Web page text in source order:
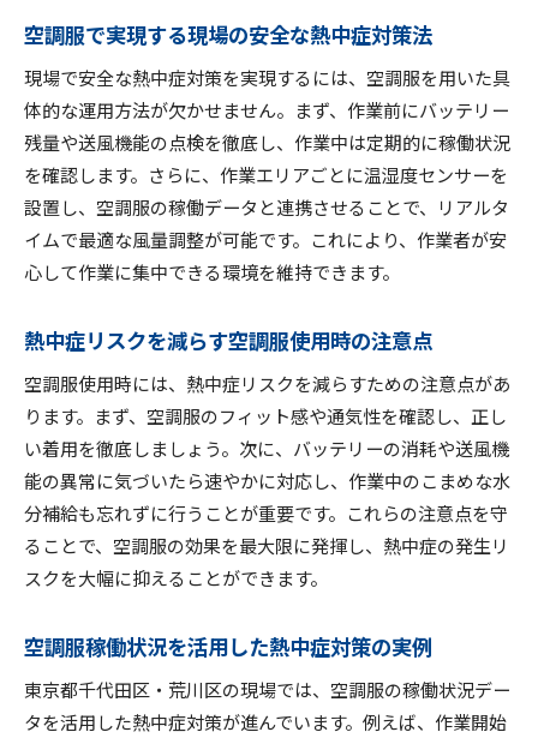
空調服で実現する現場の安全な熱中症対策法
現場で安全な熱中症対策を実現するには、空調服を用いた具
体的な運用方法が欠かせません。まず、作業前にバッテリー
残量や送風機能の点検を徹底し、作業中は定期的に稼働状況
を確認します。さらに、作業エリアごとに温湿度センサーを
設置し、空調服の稼働データと連携させることで、リアルタ
イムで最適な風量調整が可能です。これにより、作業者が安
心して作業に集中できる環境を維持できます。
熱中症リスクを減らす空調服使用時の注意点
空調服使用時には、熱中症リスクを減らすための注意点があ
ります。まず、空調服のフィット感や通気性を確認し、正し
い着用を徹底しましょう。次に、バッテリーの消耗や送風機
能の異常に気づいたら速やかに対応し、作業中のこまめな水
分補給も忘れずに行うことが重要です。これらの注意点を守
ることで、空調服の効果を最大限に発揮し、熱中症の発生リ
スクを大幅に抑えることができます。
空調服稼働状況を活用した熱中症対策の実例
東京都千代田区・荒川区の現場では、空調服の稼働状況デー
タを活用した熱中症対策が進んでいます。例えば、作業開始